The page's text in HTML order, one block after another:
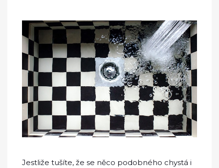
Jestliže tušíte, že se něco podobného chystá i